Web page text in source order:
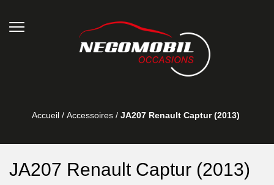
Accueil /Accessoires /JA207 Renault Captur (2013)
JA207 Renault Captur (2013)